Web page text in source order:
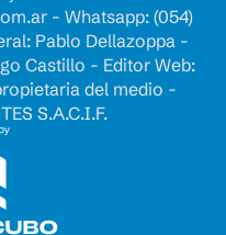
- Whatsapp: (054)
Pablo Dellazoppa -
Castillo - Editor Web:
del medio -
S.A.C.I.F.